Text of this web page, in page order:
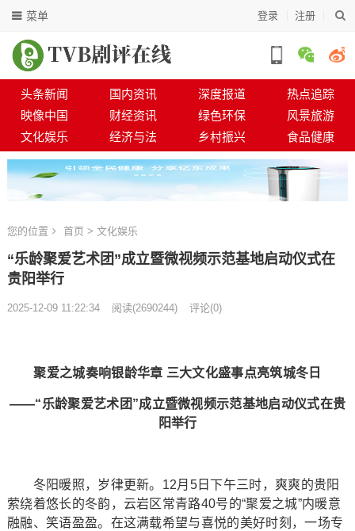
登录 注册
菜单
头条新闻 国内资讯 深度报道
热点追踪
映像中国
财经资讯 绿色环保
风景旅游
文化娱乐
经济与法 乡村振兴 食品健康
您的位置 首页 > 文化娱乐
“乐龄聚爱艺术团”成立暨微视频示范基地启动仪式在
贵阳举行
2025-12-09 11:22:34 阅读(2690244) 评论(0)
聚爱之城奏响银龄华章 三大文化盛事点亮筑城冬日
——“乐龄聚爱艺术团”成立暨微视频示范基地启动仪式在贵
阳举行
冬阳暖照，岁律更新。12月5日下午三时，爽爽的贵阳
萦绕着悠长的冬韵，云岩区常青路40号的“聚爱之城”内暖意
融融、笑语盈盈。在这满载希望与喜悦的美好时刻，一场专